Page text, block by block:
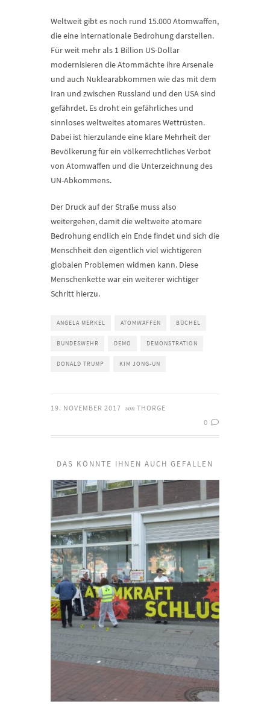
Weltweit gibt es noch rund 15.000 Atomwaffen,
die eine internationale Bedrohung darstellen.
Für weit mehr als 1 Billion US-Dollar
modernisieren die Atommächte ihre Arsenale
und auch Nuklearabkommen wie das mit dem
Iran und zwischen Russland und den USA sind
gefährdet. Es droht ein gefährliches und
sinnloses weltweites atomares Wettrüsten.
Dabei ist hierzulande eine klare Mehrheit der
Bevölkerung für ein völkerrechtliches Verbot
von Atomwaffen und die Unterzeichnung des
UN-Abkommens.
Der Druck auf der Straße muss also
weitergehen, damit die weltweite atomare
Bedrohung endlich ein Ende findet und sich die
Menschheit den eigentlich viel wichtigeren
globalen Problemen widmen kann. Diese
Menschenkette war ein weiterer wichtiger
Schritt hierzu.
ANGELA MERKEL ATOMWAFFEN BÜCHEL
BUNDESWEHR DEMO DEMONSTRATION
DONALD TRUMP KIM JONG-UN
19. NOVEMBER 2017 von THORGE
0
DAS KÖNNTE IHNEN AUCH GEFALLEN